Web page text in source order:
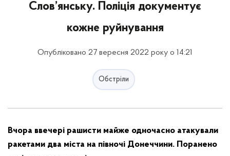
Слов’янську. Поліція документує
кожне руйнування
Опубліковано 27 вересня 2022 року о 14:21
Обстріли
Вчора ввечері рашисти майже одночасно атакували
ракетами два міста на півночі Донеччини. Поранено